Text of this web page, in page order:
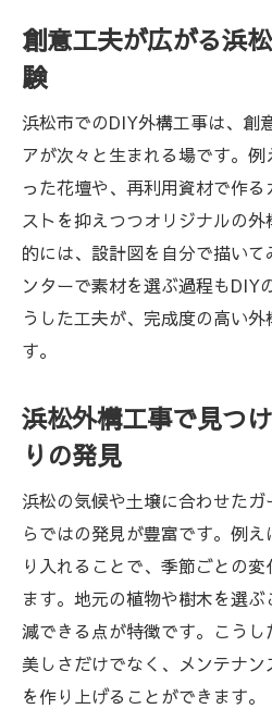
創意工夫が広がる浜
験
浜松市でのDIY外構工事は、創
アが次々と生まれる場です。
った花壇や、再利用資材で作
ストを抑えつつオリジナルの
的には、設計図を自分で描い
ンターで素材を選ぶ過程もDIY
うした工夫が、完成度の高い
す。
浜松外構工事で見つ
りの発見
浜松の気候や土壌に合わせた
らではの発見が豊富です。例
り入れることで、季節ごとの
ます。地元の植物や樹木を選
減できる点が特徴です。こう
美しさだけでなく、メンテナ
を作り上げることができます。